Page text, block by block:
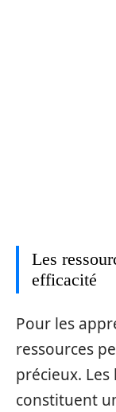
Les
efficacité
Pour les
ressources
précieux.
constituent